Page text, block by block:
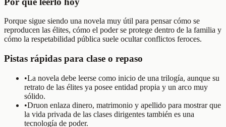
Porque sigue siendo una novela muy útil para pensar cómo se
reproducen las élites, cómo el poder se protege dentro de la familia y
cómo la respetabilidad pública suele ocultar conflictos feroces.
Pistas rápidas para clase o repaso
•La novela debe leerse como inicio de una trilogía, aunque su
retrato de las élites ya posee entidad propia y un arco muy
sólido.
•Druon enlaza dinero, matrimonio y apellido para mostrar que
la vida privada de las clases dirigentes también es una
tecnología de poder.